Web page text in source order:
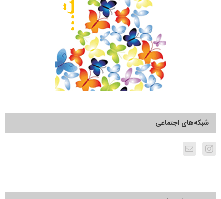
شبکه‌های اجتماعی